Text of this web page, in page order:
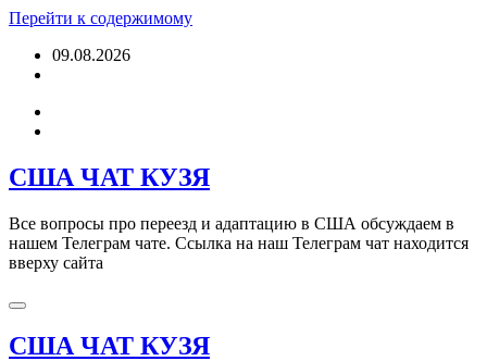
Перейти к содержимому
09.08.2026
США ЧАТ КУЗЯ
Все вопросы про переезд и адаптацию в США обсуждаем в
нашем Телеграм чате. Ссылка на наш Телеграм чат находится
вверху сайта
США ЧАТ КУЗЯ